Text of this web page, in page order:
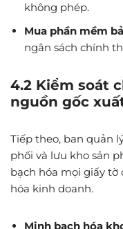
không phép.
Mua phần mềm
ngân sách chính
4.2 Kiểm soát
nguồn gốc
Tiếp theo, ban quản
phối và lưu kho sản
bạch hóa mọi giấy
hóa kinh doanh.
Minh bạch hóa